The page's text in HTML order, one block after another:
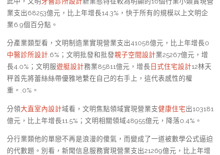
業支出68253億元，比上年增長14.3%，快于所有的規模以上文明企
業6.9個百分點。
分產業類型看，文明制造業實現營業支出41058億元，比上年增長0
中醫診所設計 .6%；文明批發和批發親子空間設計業25267億元，增
長4.0%；文明服遊艇設計務業85811億元，增長 日式住宅設計12林天
秤首先將蕾絲絲帶優雅地繫在自己的右手上，這代表感性的權
重。.0%。
分領大直室內設計域看，文明焦點領域實現營業支健康住宅出103181
億元，比上年增長11.5%；文明相關領域48955億元，降落0.4%。
分行業類他的單戀不再是浪漫的傻氣，而變成了一道被數學公式逼迫
的代數題。別看，新聞信息服務實現營業支出21269億元，比上年增